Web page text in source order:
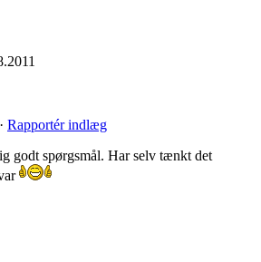
· Rapportér indlæg
godt spørgsmål. Har selv tænkt det